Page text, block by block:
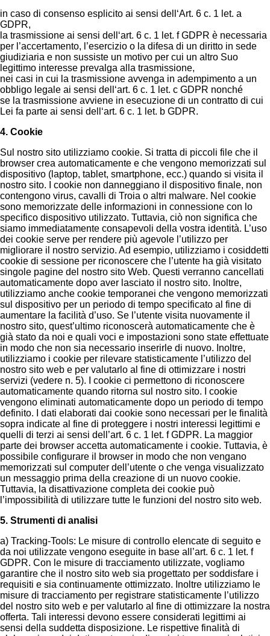
in caso di consenso esplicito ai sensi dell‘Art. 6 c. 1 let. a
GDPR,
la trasmissione ai sensi dell‘art. 6 c. 1 let. f GDPR è necessaria
per l’accertamento, l’esercizio o la difesa di un diritto in sede
giudiziaria e non sussiste un motivo per cui un altro Suo
legittimo interesse prevalga alla trasmissione,
nei casi in cui la trasmissione avvenga in adempimento a un
obbligo legale ai sensi dell‘art. 6 c. 1 let. c GDPR nonché
se la trasmissione avviene in esecuzione di un contratto di cui
Lei fa parte ai sensi dell‘art. 6 c. 1 let. b GDPR.
4. Cookie
Sul nostro sito utilizziamo cookie. Si tratta di piccoli file che il
browser crea automaticamente e che vengono memorizzati sul
dispositivo (laptop, tablet, smartphone, ecc.) quando si visita il
nostro sito. I cookie non danneggiano il dispositivo finale, non
contengono virus, cavalli di Troia o altri malware. Nel cookie
sono memorizzate delle informazioni in connessione con lo
specifico dispositivo utilizzato. Tuttavia, ciò non significa che
siamo immediatamente consapevoli della vostra identità. L’uso
dei cookie serve per rendere più agevole l’utilizzo per
migliorare il nostro servizio. Ad esempio, utilizziamo i cosiddetti
cookie di sessione per riconoscere che l’utente ha già visitato
singole pagine del nostro sito Web. Questi verranno cancellati
automaticamente dopo aver lasciato il nostro sito. Inoltre,
utilizziamo anche cookie temporanei che vengono memorizzati
sul dispositivo per un periodo di tempo specificato al fine di
aumentare la facilità d’uso. Se l’utente visita nuovamente il
nostro sito, quest’ultimo riconoscerà automaticamente che è
già stato da noi e quali voci e impostazioni sono state effettuate
in modo che non sia necessario inserirle di nuovo. Inoltre,
utilizziamo i cookie per rilevare statisticamente l’utilizzo del
nostro sito web e per valutarlo al fine di ottimizzare i nostri
servizi (vedere n. 5). I cookie ci permettono di riconoscere
automaticamente quando ritorna sul nostro sito. I cookie
vengono eliminati automaticamente dopo un periodo di tempo
definito. I dati elaborati dai cookie sono necessari per le finalità
sopra indicate al fine di proteggere i nostri interessi legittimi e
quelli di terzi ai sensi dell’art. 6 c. 1 let. f GDPR. La maggior
parte dei browser accetta automaticamente i cookie. Tuttavia, è
possibile configurare il browser in modo che non vengano
memorizzati sul computer dell’utente o che venga visualizzato
un messaggio prima della creazione di un nuovo cookie.
Tuttavia, la disattivazione completa dei cookie può
l’impossibilità di utilizzare tutte le funzioni del nostro sito web.
5. Strumenti di analisi
a) Tracking-Tools: Le misure di controllo elencate di seguito e
da noi utilizzate vengono eseguite in base all’art. 6 c. 1 let. f
GDPR. Con le misure di tracciamento utilizzate, vogliamo
garantire che il nostro sito web sia progettato per soddisfare i
requisiti e sia continuamente ottimizzato. Inoltre utilizziamo le
misure di tracciamento per registrare statisticamente l’utilizzo
del nostro sito web e per valutarlo al fine di ottimizzare la nostra
offerta. Tali interessi devono essere considerati legittimi ai
sensi della suddetta disposizione. Le rispettive finalità di